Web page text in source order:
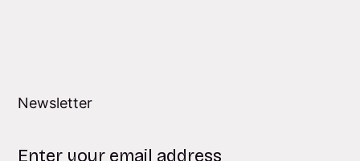
Newsletter